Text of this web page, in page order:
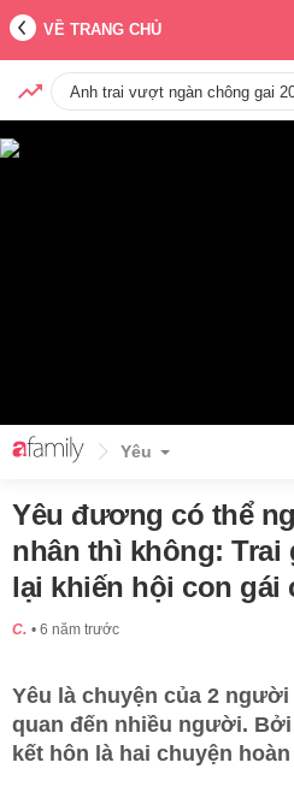
VỀ TRANG CHỦ
Anh trai vượt ngàn chông gai
Yêu
Yêu đương có thể
nhân thì không: Trai
lại khiến hội con gái
C. 6 năm trước
Yêu là chuyện của 2
quan đến nhiều người.
kết hôn là hai chuyện